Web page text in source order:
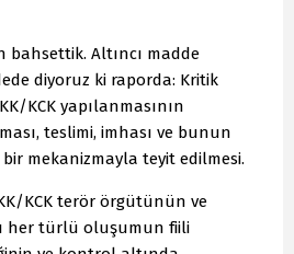
bahsettik. Altıncı madde
diyoruz ki raporda: Kritik
KCK yapılanmasının
teslimi, imhası ve bunun
mekanizmayla teyit edilmesi.
KCK terör örgütünün ve
her türlü oluşumun fiili